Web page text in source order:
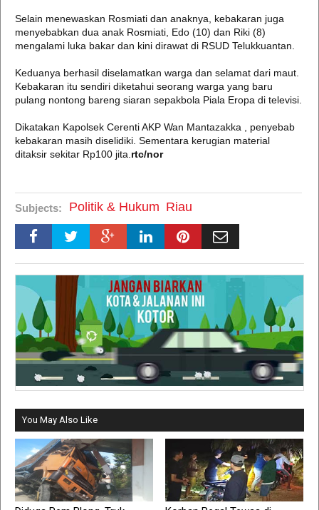
Selain menewaskan Rosmiati dan anaknya, kebakaran juga
menyebabkan dua anak Rosmiati, Edo (10) dan Riki (8)
mengalami luka bakar dan kini dirawat di RSUD Telukkuantan.
Keduanya berhasil diselamatkan warga dan selamat dari maut.
Kebakaran itu sendiri diketahui seorang warga yang baru
pulang nontong bareng siaran sepakbola Piala Eropa di televisi.
Dikatakan Kapolsek Cerenti AKP Wan Mantazakka , penyebab
kebakaran masih diselidiki. Sementara kerugian material
ditaksir sekitar Rp100 jita. rtc/nor
Subjects: Politik & Hukum Riau
You May Also Like